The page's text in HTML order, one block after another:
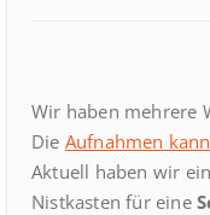
Wir haben mehrere
Die Aufnahmen
Aktuell haben wir
Nistkasten für eine